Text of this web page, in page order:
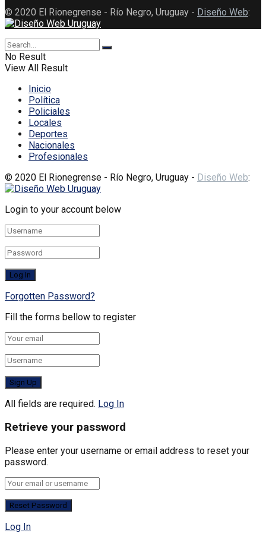
© 2020 El Rionegrense - Río Negro, Uruguay - Diseño Web:
No Result
View All Result
Inicio
Política
Policiales
Locales
Deportes
Nacionales
Profesionales
© 2020 El Rionegrense - Río Negro, Uruguay - Diseño Web:
Login to your account below
Forgotten Password?
Fill the forms bellow to register
All fields are required. Log In
Retrieve your password
Please enter your username or email address to reset your
password.
Log In